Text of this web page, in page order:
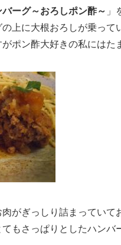
ーグ～おろしポン酢～ 」
上に大根おろしが乗って
ポン酢大好きの私にはた
がぎっしり詰まっていて
もさっぱりとしたハン